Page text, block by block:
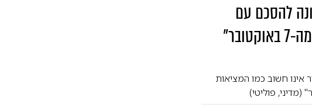
להסכם עם
אינו חשוב כמו המציאות
פוליטי)